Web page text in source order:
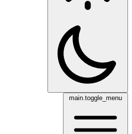
main.toggle_menu